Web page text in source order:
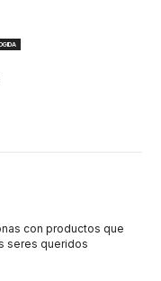
con productos que
seres queridos